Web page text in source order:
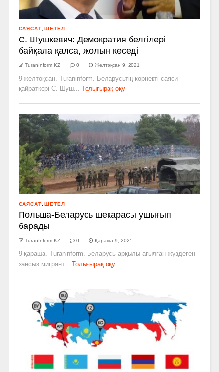
САЯСАТ ШЕТЕЛ
С. Шушкевич: Демократия белгілері
байқала қалса, жолын кеседі
TuranInform KZ 0 Желтоқсан 9, 2021
9-желтоқсан. Turaninform. Беларусьтің көрнекті саяси
қайраткері С. Шуш...
Толығырақ оқу
САЯСАТ ШЕТЕЛ
Польша-Беларусь шекарасы ушығып
барады
TuranInform KZ 0 Қараша 9, 2021
9-қараша. Turaninform. Беларусь арқылы ағылған жүздеген
заңсыз мигрант...
Толығырақ оқу